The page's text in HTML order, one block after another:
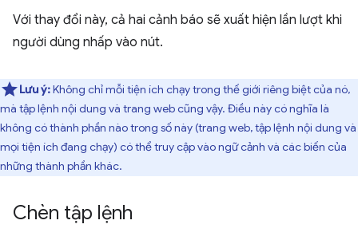
Với thay đổi này, cả hai cảnh báo sẽ xuất hiện lần lượt khi
người dùng nhấp vào nút.
Lưu ý:Không chỉ mỗi tiện ích chạy trong thế giới riêng biệt của nó,
mà tập lệnh nội dung và trang web cũng vậy. Điều này có nghĩa là
không có thành phần nào trong số này (trang web, tập lệnh nội dung và
mọi tiện ích đang chạy) có thể truy cập vào ngữ cảnh và các biến của
những thành phần khác.
Chèn tập lệnh